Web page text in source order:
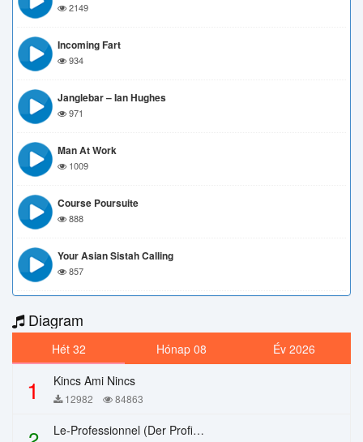
2149
Incoming Fart
934
Janglebar – Ian Hughes
971
Man At Work
1009
Course Poursuite
888
Your Asian Sistah Calling
857
Diagram
Hét 32 Hónap 08 Év 2026
1 Kincs Ami Nincs
12982 84863
Le-Professionnel (Der Profi) – Chi Mai